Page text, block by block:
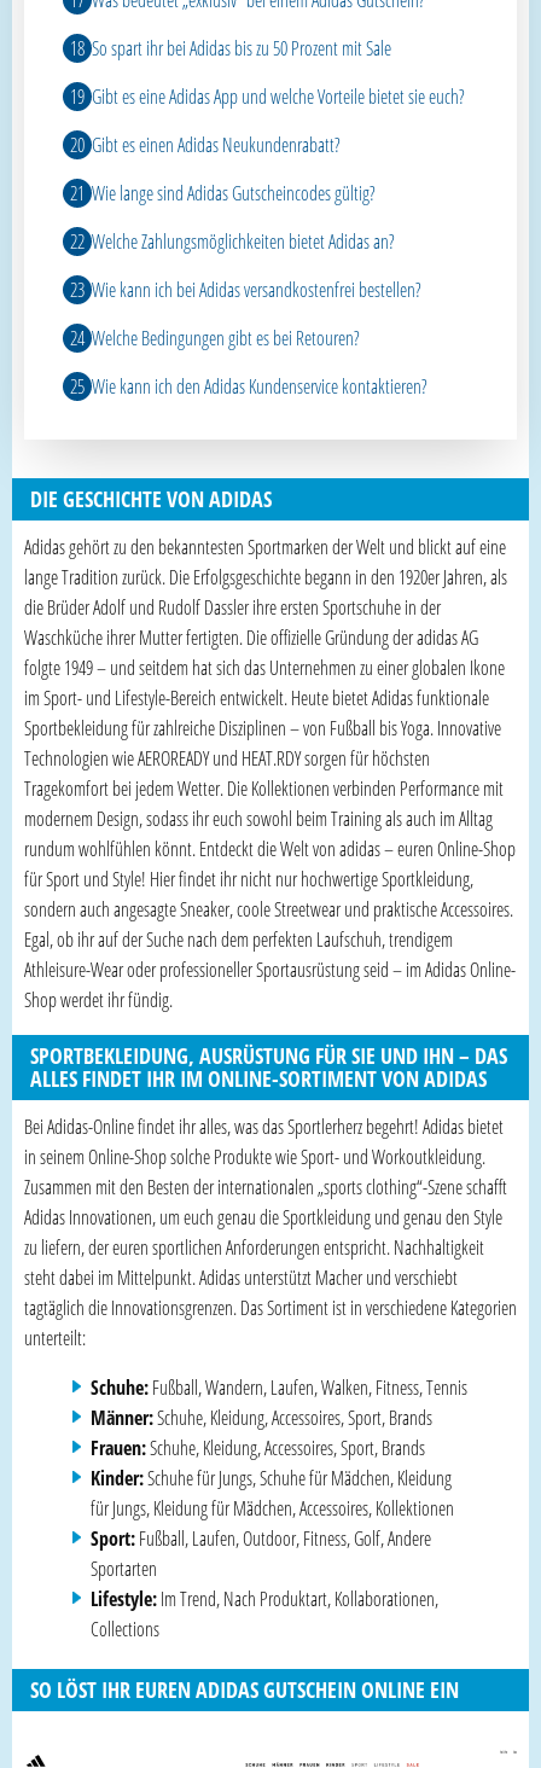
So spart ihr bei Adidas bis zu 50 Prozent mit Sale
Gibt es eine Adidas App und welche Vorteile bietet sie euch?
Gibt es einen Adidas Neukundenrabatt?
Wie lange sind Adidas Gutscheincodes gültig?
Welche Zahlungsmöglichkeiten bietet Adidas an?
Wie kann ich bei Adidas versandkostenfrei bestellen?
Welche Bedingungen gibt es bei Retouren?
Wie kann ich den Adidas Kundenservice kontaktieren?
DIE GESCHICHTE VON ADIDAS
Adidas gehört zu den bekanntesten Sportmarken der Welt und blickt auf eine
lange Tradition zurück. Die Erfolgsgeschichte begann in den 1920er Jahren, als
die Brüder Adolf und Rudolf Dassler ihre ersten Sportschuhe in der
Waschküche ihrer Mutter fertigten. Die offizielle Gründung der adidas AG
folgte 1949 – und seitdem hat sich das Unternehmen zu einer globalen Ikone
im Sport- und Lifestyle-Bereich entwickelt. Heute bietet Adidas funktionale
Sportbekleidung für zahlreiche Disziplinen – von Fußball bis Yoga. Innovative
Technologien wie AEROREADY und HEAT.RDY sorgen für höchsten
Tragekomfort bei jedem Wetter. Die Kollektionen verbinden Performance mit
modernem Design, sodass ihr euch sowohl beim Training als auch im Alltag
rundum wohlfühlen könnt. Entdeckt die Welt von adidas – euren Online-Shop
für Sport und Style! Hier findet ihr nicht nur hochwertige Sportkleidung,
sondern auch angesagte Sneaker, coole Streetwear und praktische Accessoires.
Egal, ob ihr auf der Suche nach dem perfekten Laufschuh, trendigem
Athleisure-Wear oder professioneller Sportausrüstung seid – im Adidas Online-
Shop werdet ihr fündig.
SPORTBEKLEIDUNG, AUSRÜSTUNG FÜR SIE UND IHN – DAS
ALLES FINDET IHR IM ONLINE-SORTIMENT VON ADIDAS
Bei Adidas-Online findet ihr alles, was das Sportlerherz begehrt! Adidas bietet
in seinem Online-Shop solche Produkte wie Sport- und Workoutkleidung.
Zusammen mit den Besten der internationalen „sports clothing“-Szene schafft
Adidas Innovationen, um euch genau die Sportkleidung und genau den Style
zu liefern, der euren sportlichen Anforderungen entspricht. Nachhaltigkeit
steht dabei im Mittelpunkt. Adidas unterstützt Macher und verschiebt
tagtäglich die Innovationsgrenzen. Das Sortiment ist in verschiedene Kategorien
unterteilt:
Schuhe:Fußball, Wandern, Laufen, Walken, Fitness, Tennis
Männer:Schuhe, Kleidung, Accessoires, Sport, Brands
Frauen:Schuhe, Kleidung, Accessoires, Sport, Brands
Kinder:Schuhe für Jungs, Schuhe für Mädchen, Kleidung
für Jungs, Kleidung für Mädchen, Accessoires, Kollektionen
Sport:Fußball, Laufen, Outdoor, Fitness, Golf, Andere
Sportarten
Lifestyle:Im Trend, Nach Produktart, Kollaborationen,
Collections
SO LÖST IHR EUREN ADIDAS GUTSCHEIN ONLINE EIN